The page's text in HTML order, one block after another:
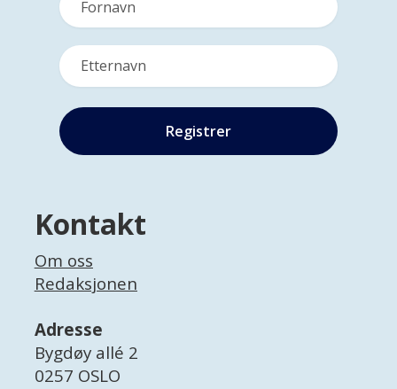
Kontakt
Om oss
Redaksjonen
Adresse
Bygdøy allé 2
0257 OSLO